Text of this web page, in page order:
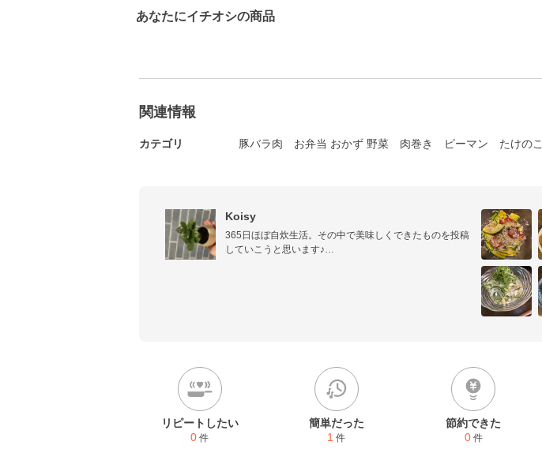
あなたにイチオシの商品
関連情報
カテゴリ 豚バラ肉 お弁当 おかず 野菜 肉巻き ピーマン たけのこ
Koisy
365日ほぼ自炊生活。その中で美味しくできたものを投稿
していこうと思います♪
リピートしたい
0 件
簡単だった
1 件
節約できた
0 件